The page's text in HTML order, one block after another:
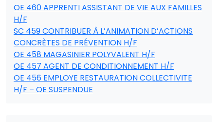
OE 460 APPRENTI ASSISTANT DE VIE AUX FAMILLES
H/F
SC 459 CONTRIBUER À L’ANIMATION D’ACTIONS
CONCRÈTES DE PRÉVENTION H/F
OE 458 MAGASINIER POLYVALENT H/F
OE 457 AGENT DE CONDITIONNEMENT H/F
OE 456 EMPLOYE RESTAURATION COLLECTIVITE
H/F – OE SUSPENDUE